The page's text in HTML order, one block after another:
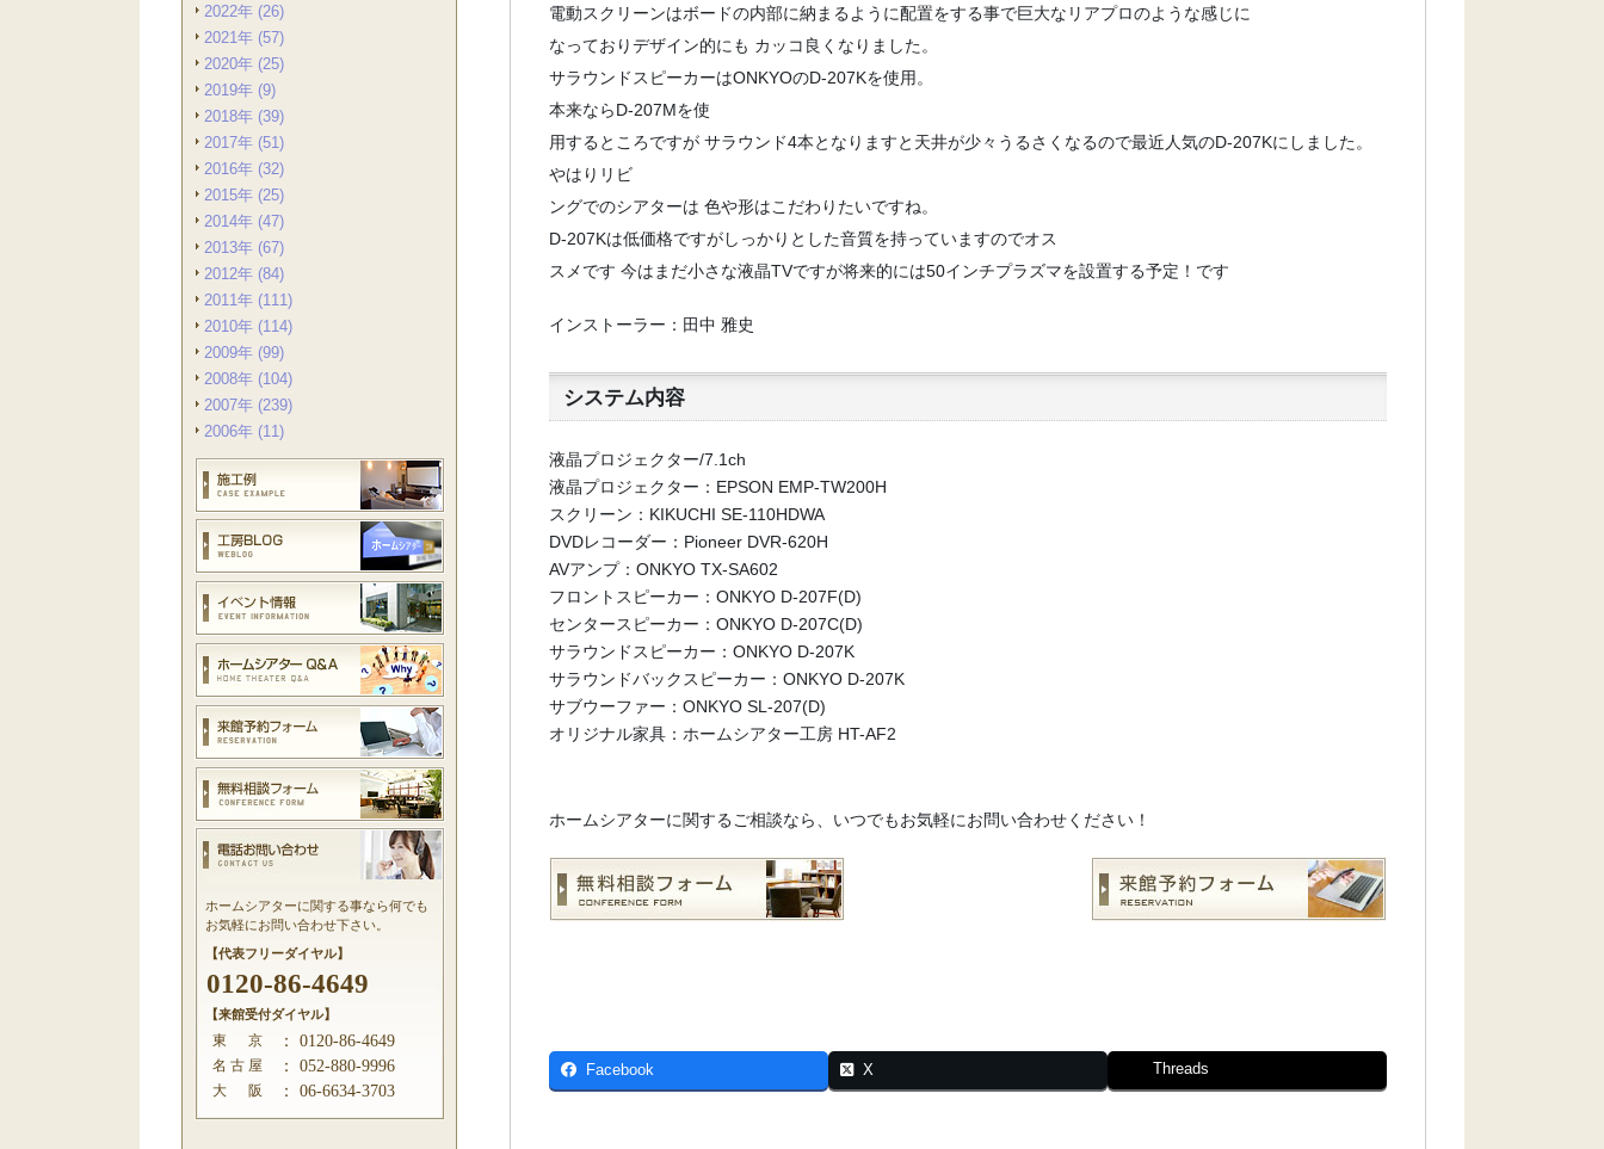
2022年 (26)
2021年 (57)
2020年 (25)
2019年 (9)
2018年 (39)
2017年 (51)
2016年 (32)
2015年 (25)
2014年 (47)
2013年 (67)
2012年 (84)
2011年 (111)
2010年 (114)
2009年 (99)
2008年 (104)
2007年 (239)
2006年 (11)
ホームシアターに関する事なら何でも
お気軽にお問い合わせ下さい。
【代表フリーダイヤル】
0120-86-4649
【来館受付ダイヤル】
東 京 ： 0120-86-4649
名 古 屋 ： 052-880-9996
大 阪 ： 06-6634-3703
電動スクリーンはボードの内部に納まるように配置をする事で巨大なリアプロのような感じに
なっておりデザイン的にも カッコ良くなりました。
サラウンドスピーカーはONKYOのD-207Kを使用。
本来ならD-207Mを使
用するところですが サラウンド4本となりますと天井が少々うるさくなるので最近人気のD-207Kにしました。
やはりリビ
ングでのシアターは 色や形はこだわりたいですね。
D-207Kは低価格ですがしっかりとした音質を持っていますのでオス
スメです 今はまだ小さな液晶TVですが将来的には50インチプラズマを設置する予定！です
インストーラー：田中 雅史
システム内容
液晶プロジェクター/7.1ch
液晶プロジェクター：EPSON EMP-TW200H
スクリーン：KIKUCHI SE-110HDWA
DVDレコーダー：Pioneer DVR-620H
AVアンプ：ONKYO TX-SA602
フロントスピーカー：ONKYO D-207F(D)
センタースピーカー：ONKYO D-207C(D)
サラウンドスピーカー：ONKYO D-207K
サラウンドバックスピーカー：ONKYO D-207K
サブウーファー：ONKYO SL-207(D)
オリジナル家具：ホームシアター工房 HT-AF2
ホームシアターに関するご相談なら、いつでもお気軽にお問い合わせください！
Facebook X Threads